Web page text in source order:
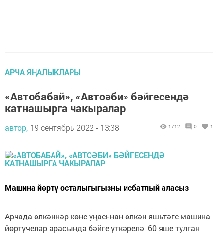
АРЧА ЯҢАЛЫКЛАРЫ
«Автобабай», «Автоәби» бәйгесендә
катнашырга чакыралар
автор, 19 сентябрь 2022 - 13:38 1712 0 1
Машина йөртү осталыгыгызны исбатлый аласыз
Арчада өлкәннәр көне уңаеннан өлкән яшьтәге машина
йөртүчеләр арасында бәйге үткәрелә. 60 яше тулган